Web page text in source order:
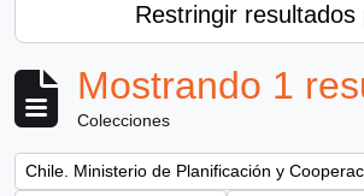
Restringir resultados
Mostrando 1
Colecciones
Remove filter:
Chile. Ministerio de Planificación y